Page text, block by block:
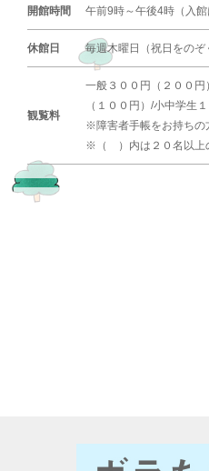
開館時間 午前9時～午後4時（入館
休館日 毎週木曜日（祝日をのぞ
観覧料
一般３００円（２００
（１００円）/小中学生
※障害者手帳をお持ち
※（ ）内は２０名以上